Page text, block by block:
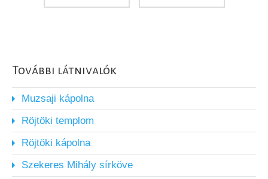
További látnivalók
Muzsaji kápolna
Röjtöki templom
Röjtöki kápolna
Szekeres Mihály sírköve